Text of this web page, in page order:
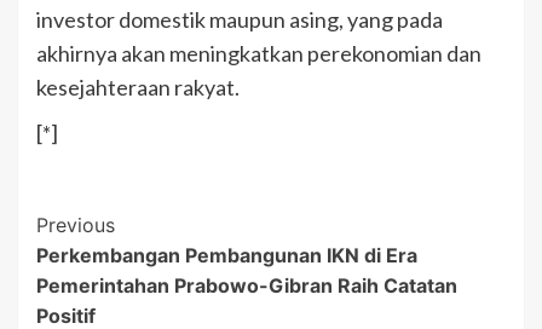
investor domestik maupun asing, yang pada
akhirnya akan meningkatkan perekonomian dan
kesejahteraan rakyat.
[*]
Post
Navigation
Previous
Perkembangan Pembangunan IKN di Era
Pemerintahan Prabowo-Gibran Raih Catatan
Positif